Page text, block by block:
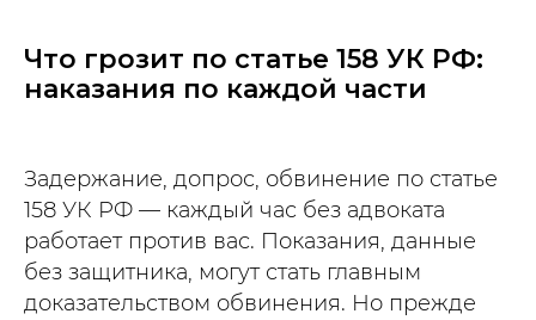
Что грозит по статье 158 УК РФ:
наказания по каждой части
Задержание, допрос, обвинение по статье
158 УК РФ — каждый час без адвоката
работает против вас. Показания, данные
без защитника, могут стать главным
доказательством обвинения. Но прежде